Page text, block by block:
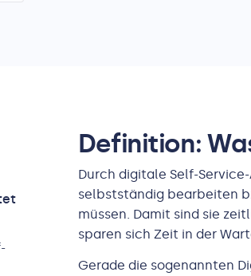
Definition:
Durch digitale Self-
selbstständig bearbeiten
müssen. Damit sind sie
sparen sich Zeit in der
Gerade die sogenannten